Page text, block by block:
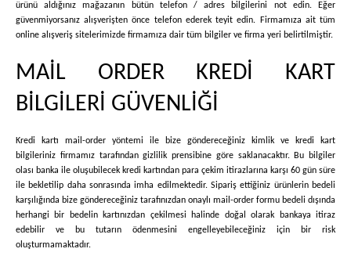
ürünü aldığınız mağazanın bütün telefon / adres bilgilerini not edin. Eğer
güvenmiyorsanız alışverişten önce telefon ederek teyit edin. Firmamıza ait tüm
online alışveriş sitelerimizde firmamıza dair tüm bilgiler ve firma yeri belirtilmiştir.
MAİL ORDER KREDİ KART
BİLGİLERİ GÜVENLİĞİ
Kredi kartı mail-order yöntemi ile bize göndereceğiniz kimlik ve kredi kart
bilgileriniz firmamız tarafından gizlilik prensibine göre saklanacaktır. Bu bilgiler
olası banka ile oluşubilecek kredi kartından para çekim itirazlarına karşı 60 gün süre
ile bekletilip daha sonrasında imha edilmektedir. Sipariş ettiğiniz ürünlerin bedeli
karşılığında bize göndereceğiniz tarafınızdan onaylı mail-order formu bedeli dışında
herhangi bir bedelin kartınızdan çekilmesi halinde doğal olarak bankaya itiraz
edebilir ve bu tutarın ödenmesini engelleyebileceğiniz için bir risk
oluşturmamaktadır.